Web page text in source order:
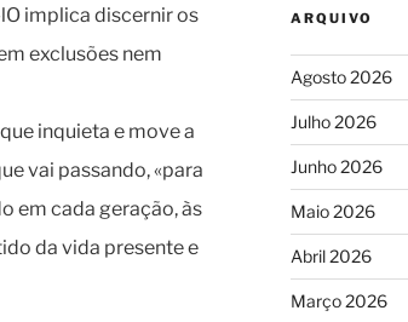
implica discernir os
exclusões nem
inquieta e move a
vai passando, «para
em cada geração, às
da vida presente e
ARQUIVO
Agosto 2026
Julho 2026
Junho 2026
Maio 2026
Abril 2026
Março 2026